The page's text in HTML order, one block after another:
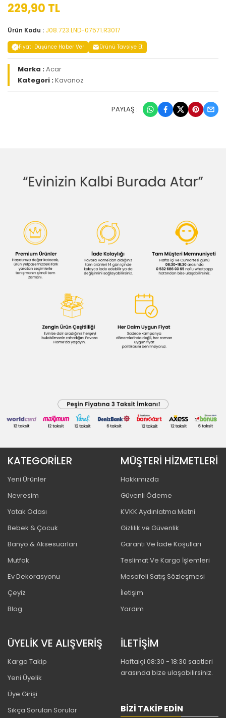
229,90 TL
Ürün Kodu : J08.723.LND-07571.R3017
Fiyatı Düşünce Haber Ver Ürünü Tavsiye Et
Marka :Acar
Kategori :Kavanoz
PAYLAŞ :
KATEGORİLER
Yeni Ürünler
Nevresim
Yatak Odası
Bebek & Çocuk
Banyo & Aksesuarları
Mutfak
Ev Dekorasyonu
Çeyiz
Blog
MÜŞTERİ HİZMETLERİ
Hakkımızda
Güvenli Ödeme
KVKK Aydınlatma Metni
Gizlilik ve Güvenlik
Garanti Ve İade Koşulları
Teslimat Ve Kargo İşlemleri
Mesafeli Satış Sözleşmesi
İletişim
Yardım
ÜYELİK VE ALIŞVERİŞ
Kargo Takip
Yeni Üyelik
Üye Girişi
Sıkça Sorulan Sorular
İLETİŞİM
Haftaiçi 08:30 - 18:30 saatleri
arasında bize ulaşabilirsiniz.
BIZI TAKIP EDIN